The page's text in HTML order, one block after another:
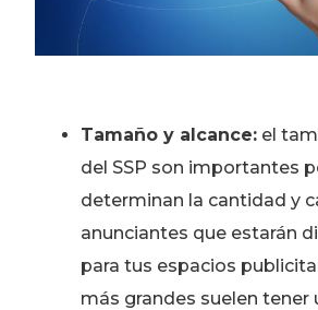
Tamaño y alcance: el
del SSP son importantes
determinan la cantidad y
anunciantes que estarán
para tus espacios
más grandes suelen tener